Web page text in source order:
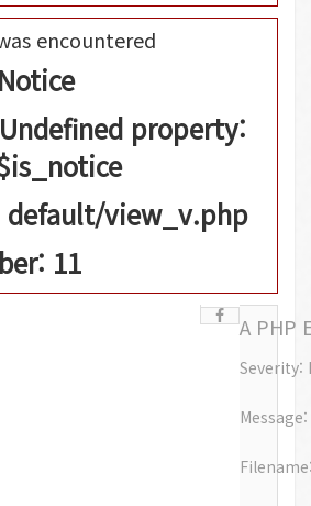
encountered
property:
default/view_v.php
11
A PHP
Severity: